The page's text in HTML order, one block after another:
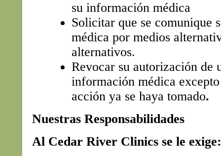
su información médica
Solicitar que se comunique
médica por medios
alternativos.
Revocar su autorización de
información médica
acción ya se haya tomado.
Nuestras Responsabilidades
Al Cedar River Clinics se le exige: